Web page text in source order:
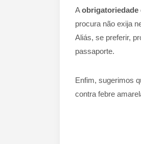
Aobrigatoriedade
procura não exija
Aliás, se preferir,
passaporte.
Enfim, sugerimos
contra febre